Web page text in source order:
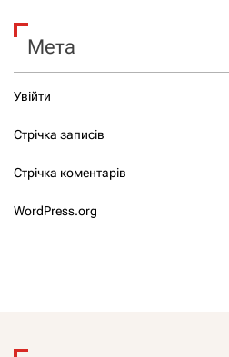
Мета
Увійти
Стрічка записів
Стрічка коментарів
WordPress.org